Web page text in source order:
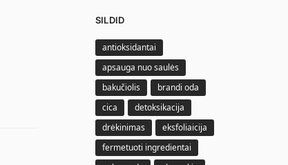
SILDID
antioksidantai
apsauga nuo saulės
bakučiolis
brandi oda
cica
detoksikacija
drėkinimas
eksfoliaicija
fermetuoti ingredientai